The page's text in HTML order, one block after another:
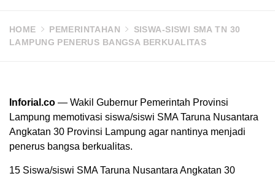
HOME PEMERINTAHAN
SISWA-SISWI SMA TN 30
LAMPUNG PENERUS BANGSA BERKUALITAS
Inforial.co — Wakil Gubernur Pemerintah Provinsi
Lampung memotivasi siswa/siswi SMA Taruna Nusantara
Angkatan 30 Provinsi Lampung agar nantinya menjadi
penerus bangsa berkualitas.
15 Siswa/siswi SMA Taruna Nusantara Angkatan 30